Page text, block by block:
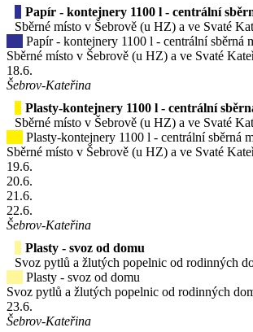
Papír - kontejnery 1100 l - centrální
Sběrné místo v Šebrově (u HZ) a ve Svaté
Papír - kontejnery 1100 l - centrální sběrná
Sběrné místo v Šebrově (u HZ) a ve Svaté
18.6.
Šebrov-Kateřina
Plasty-kontejnery 1100 l - centrální
Sběrné místo v Šebrově (u HZ) a ve Svaté
Plasty-kontejnery 1100 l - centrální sběrná
Sběrné místo v Šebrově (u HZ) a ve Svaté
19.6.
20.6.
21 .6.
22.6.
Šebrov-Kateřina
Plasty - svoz od domu
Svoz pytlů a žlutých popelnic od rodinných
Plasty - svoz od domu
Svoz pytlů a žlutých popelnic od rodinných
23.6.
Šebrov-Kateřina